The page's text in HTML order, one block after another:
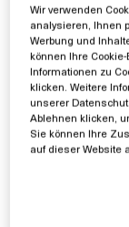
Wir verwenden
analysieren, Ihnen
Werbung und
können Ihre
Informationen zu
klicken. Weitere
unserer
Ablehnen klicken,
Sie können Ihre
auf dieser Website